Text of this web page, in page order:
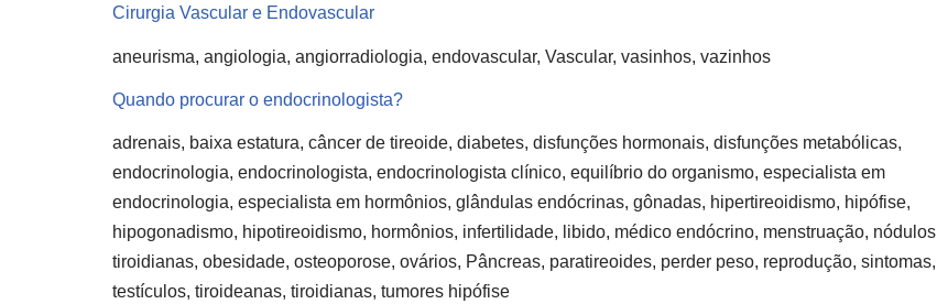
Cirurgia Vascular e Endovascular
aneurisma, angiologia, angiorradiologia, endovascular, Vascular, vasinhos, vazinhos
Quando procurar o endocrinologista?
adrenais, baixa estatura, câncer de tireoide, diabetes, disfunções hormonais, disfunções metabólicas,
endocrinologia, endocrinologista, endocrinologista clínico, equilíbrio do organismo, especialista em
endocrinologia, especialista em hormônios, glândulas endócrinas, gônadas, hipertireoidismo, hipófise,
hipogonadismo, hipotireoidismo, hormônios, infertilidade, libido, médico endócrino, menstruação, nódulos
tiroidianas, obesidade, osteoporose, ovários, Pâncreas, paratireoides, perder peso, reprodução, sintomas,
testículos, tiroideanas, tiroidianas, tumores hipófise